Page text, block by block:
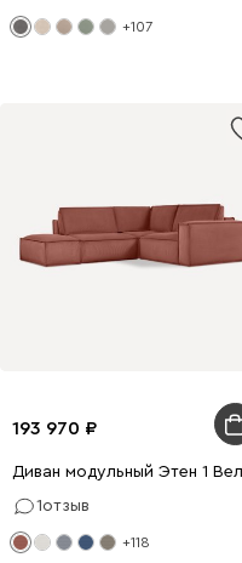
+107
193 970
Диван модульный Этен 1
1отзыв
+118